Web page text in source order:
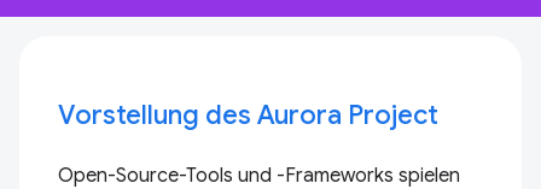
Vorstellung des Aurora Project
Open-Source-Tools und -Frameworks spielen